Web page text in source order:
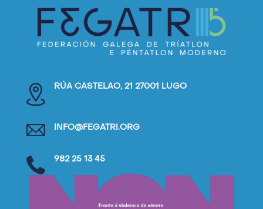
RÚA CASTELAO, 21 27001 LUGO
INFO@FEGATRI.ORG
982 25 13 45